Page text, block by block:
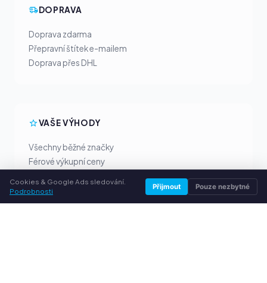
DOPRAVA
Doprava zdarma
Přepravní štítek e-mailem
Doprava přes DHL
VAŠE VÝHODY
Všechny běžné značky
Férové výkupní ceny
Osobní poradenství
Cookies & Google Ads sledování.
Podrobnosti
Přijmout Pouze nezbytné